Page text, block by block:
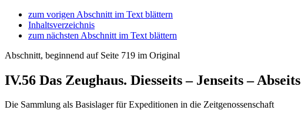
zum vorigen Abschnitt im Text blättern
Inhaltsverzeichnis
zum nächsten Abschnitt im Text blättern
Abschnitt, beginnend auf Seite 719 im Original
IV.56 Das Zeughaus. Diesseits – Jenseits – Abseits
Die Sammlung als Basislager für Expeditionen in die Zeitgenossenschaft